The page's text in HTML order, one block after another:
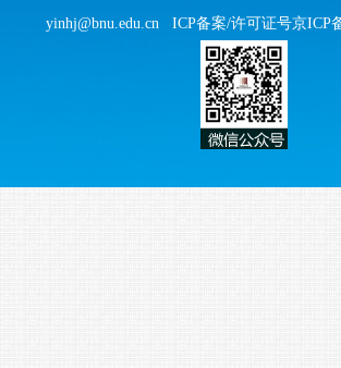
yinhj@bnu.edu.cn ICP备案/许可证号京ICP